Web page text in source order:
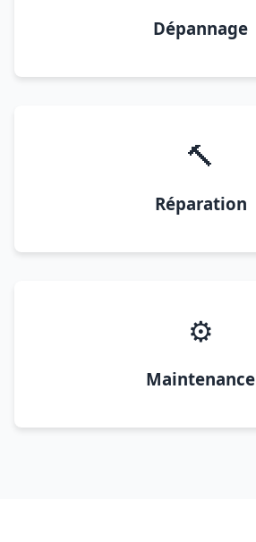
Dépannage
🔨
Réparation
⚙️
Maintenance